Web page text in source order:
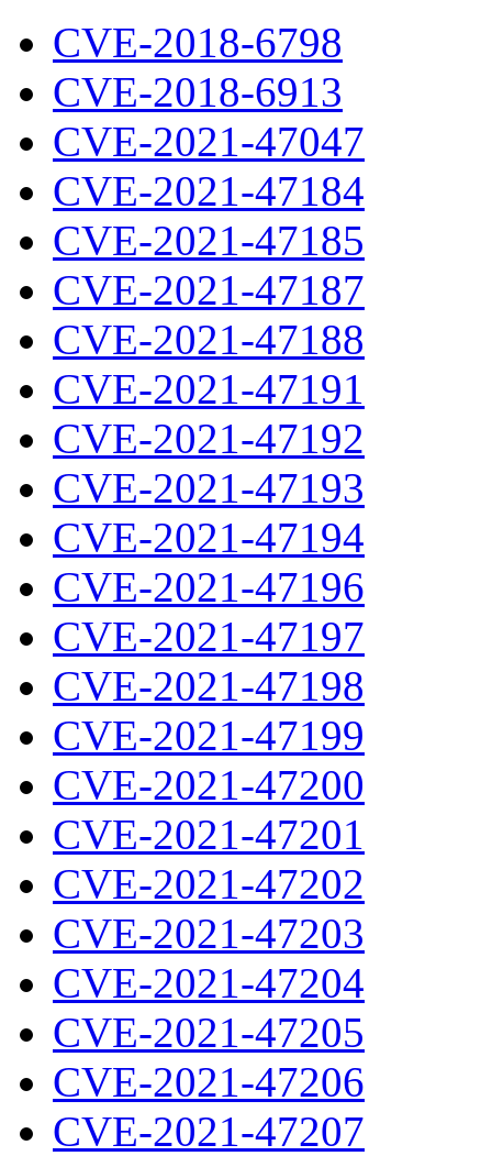
CVE-2018-6798
CVE-2018-6913
CVE-2021-47047
CVE-2021-47184
CVE-2021-47185
CVE-2021-47187
CVE-2021-47188
CVE-2021-47191
CVE-2021-47192
CVE-2021-47193
CVE-2021-47194
CVE-2021-47196
CVE-2021-47197
CVE-2021-47198
CVE-2021-47199
CVE-2021-47200
CVE-2021-47201
CVE-2021-47202
CVE-2021-47203
CVE-2021-47204
CVE-2021-47205
CVE-2021-47206
CVE-2021-47207